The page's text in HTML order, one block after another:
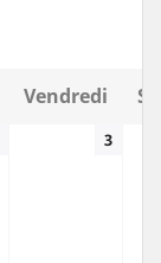
Vendredi
3